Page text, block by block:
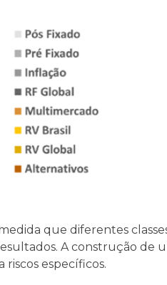
que diferentes
A construção de
específicos.